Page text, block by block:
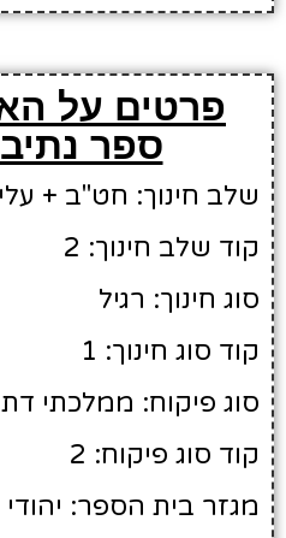
פרטים על
ספר
שלב חינוך: חט"ב +
קוד שלב חינוך: 2
סוג חינוך: רגיל
קוד סוג חינוך: 1
סוג פיקוח: ממלכתי דתי
קוד סוג פיקוח: 2
מגזר בית הספר: יהודי